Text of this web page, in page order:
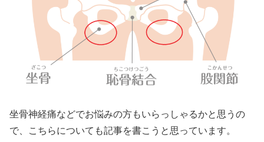
坐骨神経痛などでお悩みの方もいらっしゃるかと思うの
で、こちらについても記事を書こうと思っています。